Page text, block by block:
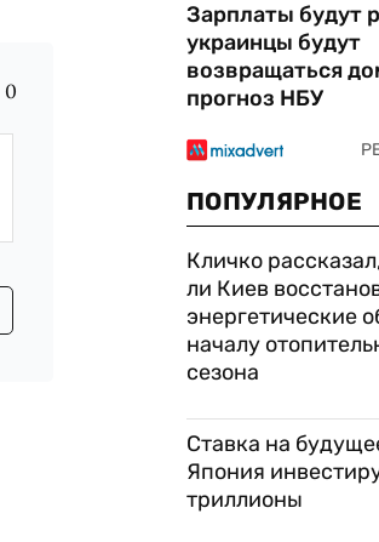
0
Зарплаты будут
украинцы будут
возвращаться
прогноз НБУ
ПОПУЛЯРНОЕ
Кличко
ли Киев
энергетические
началу
сезона
Ставка на
Япония
триллионы